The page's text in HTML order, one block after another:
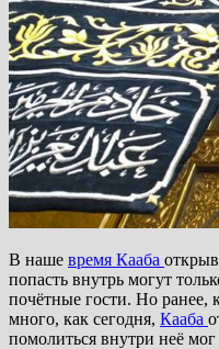
В наше время Кааба
попасть внутрь могут
почётные гости. Но ранее,
много, как сегодня, Кааба
помолиться внутри неё